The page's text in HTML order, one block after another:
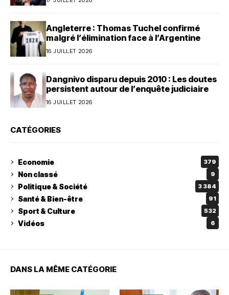
Angleterre : Thomas Tuchel confirmé
malgré l’élimination face à l’Argentine
16 JUILLET 2026
Dangnivo disparu depuis 2010 : Les doutes
persistent autour de l’enquête judiciaire
16 JUILLET 2026
CATÉGORIES
Economie 379
Non classé 9
Politique & Société 3 384
Santé & Bien-être 91
Sport & Culture 532
Vidéos 6
DANS LA MÊME CATÉGORIE